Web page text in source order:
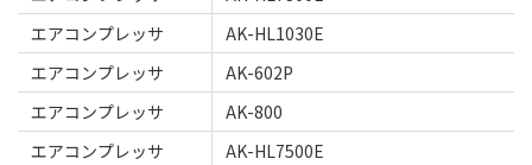
エアコンプレッサ
AK-HL1030E
エアコンプレッサ
AK-602P
エアコンプレッサ
AK-800
エアコンプレッサ
AK-HL7500E